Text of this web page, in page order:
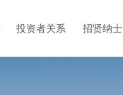
投资者关系 招贤纳士